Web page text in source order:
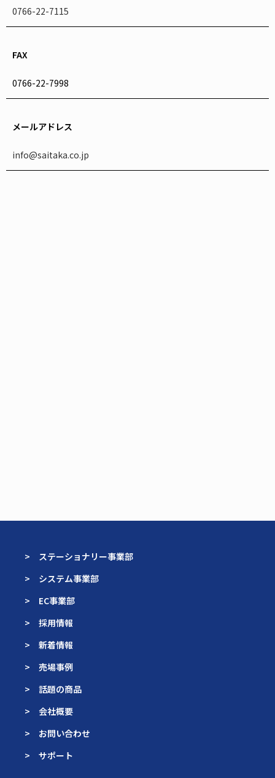
0766-22-7115
FAX
0766-22-7998
メールアドレス
info@saitaka.co.jp
> ステーショナリー事業部
> システム事業部
> EC事業部
> 採用情報
> 新着情報
> 売場事例
> 話題の商品
> 会社概要
> お問い合わせ
> サポート